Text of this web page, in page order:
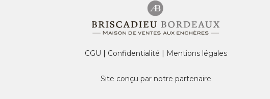
CGU | Confidentialité | Mentions légales
Site conçu par notre partenaire